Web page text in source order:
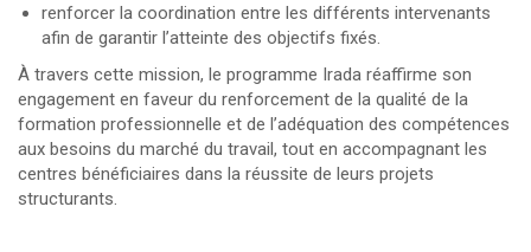
renforcer la coordination entre les différents intervenants
afin de garantir l’atteinte des objectifs fixés.
À travers cette mission, le programme Irada réaffirme son
engagement en faveur du renforcement de la qualité de la
formation professionnelle et de l’adéquation des compétences
aux besoins du marché du travail, tout en accompagnant les
centres bénéficiaires dans la réussite de leurs projets
structurants.